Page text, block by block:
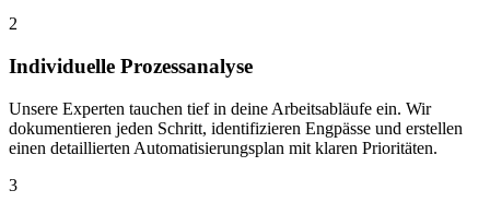
2
Individuelle Prozessanalyse
Unsere Experten tauchen tief in deine Arbeitsabläufe ein. Wir
dokumentieren jeden Schritt, identifizieren Engpässe und erstellen
einen detaillierten Automatisierungsplan mit klaren Prioritäten.
3